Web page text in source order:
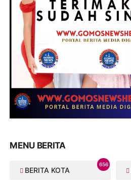
MENU BERITA
BERITA KOTA
656